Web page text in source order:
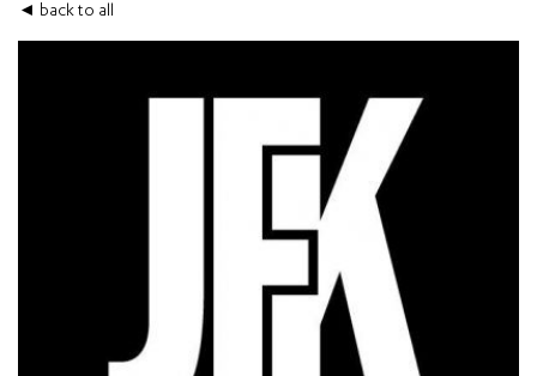
◄ back to all